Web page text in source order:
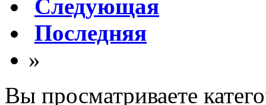
Следующая
Последняя
»
Вы просматриваете